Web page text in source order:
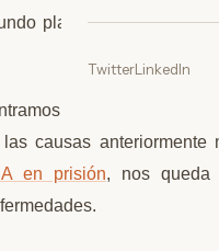
TwitterLinkedIn
plano, se encuentran
que
causas anteriormente
en prisión, nos queda